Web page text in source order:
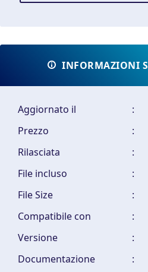
INFORMAZIONI
Aggiornato il :
Prezzo
:
Rilasciata
:
File incluso
:
File Size
:
Compatibile con
:
Versione
:
Documentazione
: